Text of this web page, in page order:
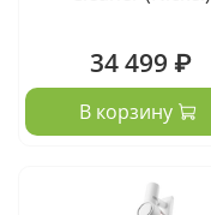
34 499 ₽
В корзину